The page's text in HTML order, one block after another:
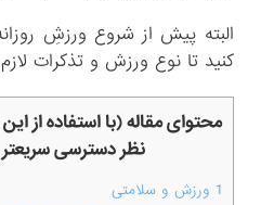
البته پیش از شروع ورزشِ
کنید تا نوع ورزش و تذکرات
محتوای مقاله (با استفاده از
نظر دسترسی سریعتر
1 ورزش و سلامتی